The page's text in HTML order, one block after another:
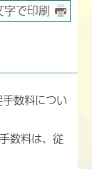
で印刷
数料につい
数料は、従